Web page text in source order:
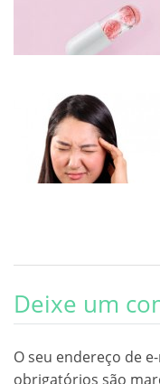
Deixe um
O seu endereço de
obrigatórios são